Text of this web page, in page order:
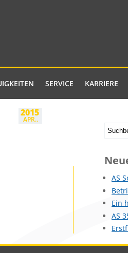
SERVICE KARRIERE
2015
APR..
AS
Ein
AS